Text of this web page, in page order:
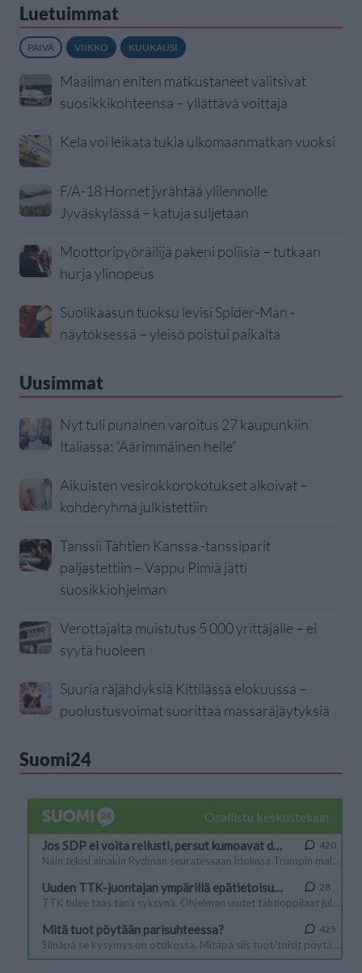
Luetuimmat
PÄIVÄ VIIKKO KUUKAUSI
Maailman eniten matkustaneet valitsivat
suosikkikohteensa – yllättävä voittaja
Kela voi leikata tukia ulkomaanmatkan vuoksi
F/A-18 Hornet jyrähtää ylilennolle
Jyväskylässä – katuja suljetaan
Moottoripyöräilijä pakeni poliisia – tutkaan
hurja ylinopeus
Suolikaasun tuoksu levisi Spider-Man -
näytöksessä – yleisö poistui paikalta
Uusimmat
Nyt tuli punainen varoitus 27 kaupunkiin
Italiassa: ”Äärimmäinen helle”
Aikuisten vesirokkorokotukset alkoivat –
kohderyhmä julkistettiin
Tanssii Tähtien Kanssa -tanssiparit
paljastettiin – Vappu Pimiä jätti
suosikkiohjelman
Verottajalta muistutus 5 000 yrittäjälle – ei
syytä huoleen
Suuria räjähdyksiä Kittilässä elokuussa –
puolustusvoimat suorittaa massaräjäytyksiä
Suomi24